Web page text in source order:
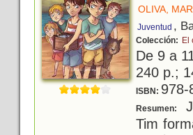
OLIVA,
Juventud ,
Colección: El
De 9 a
240 p.;
ISBN: 978-
Resumen:
Tim